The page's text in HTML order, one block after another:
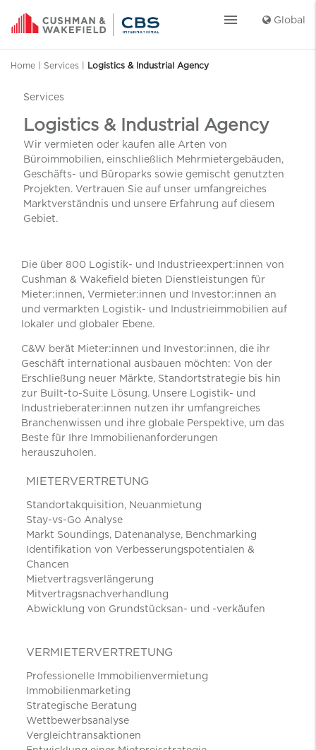
menu Global
Home Services Logistics & Industrial Agency
Services
Logistics & Industrial Agency
Wir vermieten oder kaufen alle Arten von
Büroimmobilien, einschließlich Mehrmietergebäuden,
Geschäfts- und Büroparks sowie gemischt genutzten
Projekten. Vertrauen Sie auf unser umfangreiches
Marktverständnis und unsere Erfahrung auf diesem
Gebiet.
Die über 800 Logistik- und Industrieexpert:innen von
Cushman & Wakefield bieten Dienstleistungen für
Mieter:innen, Vermieter:innen und Investor:innen an
und vermarkten Logistik- und Industrieimmobilien auf
lokaler und globaler Ebene.
C&W berät Mieter:innen und Investor:innen, die ihr
Geschäft international ausbauen möchten: Von der
Erschließung neuer Märkte, Standortstrategie bis hin
zur Built-to-Suite Lösung. Unsere Logistik- und
Industrieberater:innen nutzen ihr umfangreiches
Branchenwissen und ihre globale Perspektive, um das
Beste für Ihre Immobilienanforderungen
herauszuholen.
MIETERVERTRETUNG
Standortakquisition, Neuanmietung
Stay-vs-Go Analyse
Markt Soundings, Datenanalyse, Benchmarking
Identifikation von Verbesserungspotentialen &
Chancen
Mietvertragsverlängerung
Mitvertragsnachverhandlung
Abwicklung von Grundstücksan- und -verkäufen
VERMIETERVERTRETUNG
Professionelle Immobilienvermietung
Immobilienmarketing
Strategische Beratung
Wettbewerbsanalyse
Vergleichtransaktionen